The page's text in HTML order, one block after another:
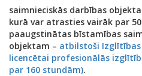
saimnieciskās darbības
kurā var atrasties vairāk par
paaugstinātas bīstamības
objektam – atbilstoši
licencētai profesionālās
par 160 stundām).